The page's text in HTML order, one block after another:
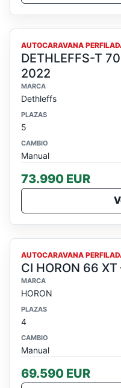
OCASION
AUTOCARAVANA
DETHLEFFS-T
2022
MARCA
Dethleffs
PLAZAS
5
CAMBIO
Manual
73.990 EUR
OCASION
AUTOCARAVANA
CI HORON 66
MARCA
HORON
PLAZAS
4
CAMBIO
Manual
69.590 EUR